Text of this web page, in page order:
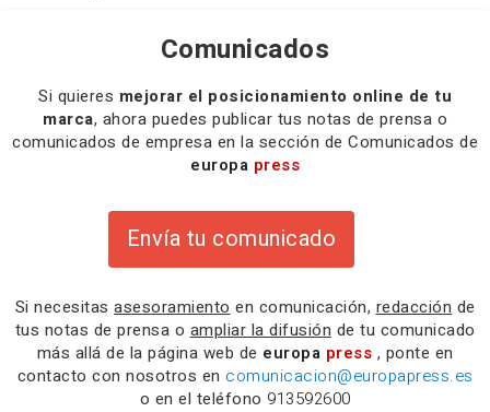
Comunicados
Si quieres mejorar el posicionamiento online de tu
marca, ahora puedes publicar tus notas de prensa o
comunicados de empresa en la sección de Comunicados de
europa press
Envía tu comunicado
Si necesitas asesoramiento en comunicación, redacción de
tus notas de prensa o ampliar la difusión de tu comunicado
más allá de la página web de europa press , ponte en
contacto con nosotros en comunicacion@europapress.es
o en el teléfono 913592600